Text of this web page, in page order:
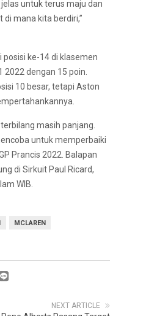
untuk terus maju dan
di mana kita berdiri,”
posisi ke-14 di klasemen
dengan 15 poin.
10 besar, tetapi Aston
masih panjang.
untuk memperbaiki
Prancis 2022. Balapan
di Sirkuit Paul Ricard,
WIB.
MCLAREN
NEXT ARTICLE